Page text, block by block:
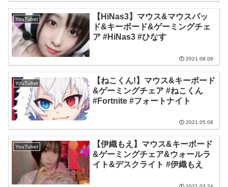
YouTuber
【HiNas3】マウス&マウスパッ
ド&キーボード&ゲーミングチェ
ア #HiNas3 #ひなす
2021.08.09
YouTuber
【ねこくん!】マウス&キーボード
&ゲーミングチェア #ねこくん
#Fortnite #フォートナイト
2021.05.08
YouTuber
【伊織もえ】マウス&キーボード
&ゲーミングチェア&ウォールラ
イト&デスクライト #伊織もえ